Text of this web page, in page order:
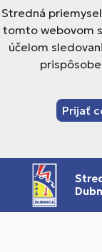
Stredná
tomto webovom
účelom
Prijať